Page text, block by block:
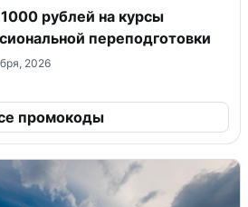
рублей на курсы
переподготовки
2026
промокоды